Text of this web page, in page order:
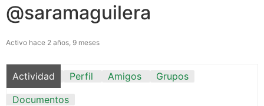
@saramaguilera
Activo hace 2 años, 9 meses
Actividad Perfil Amigos
Grupos
Documentos